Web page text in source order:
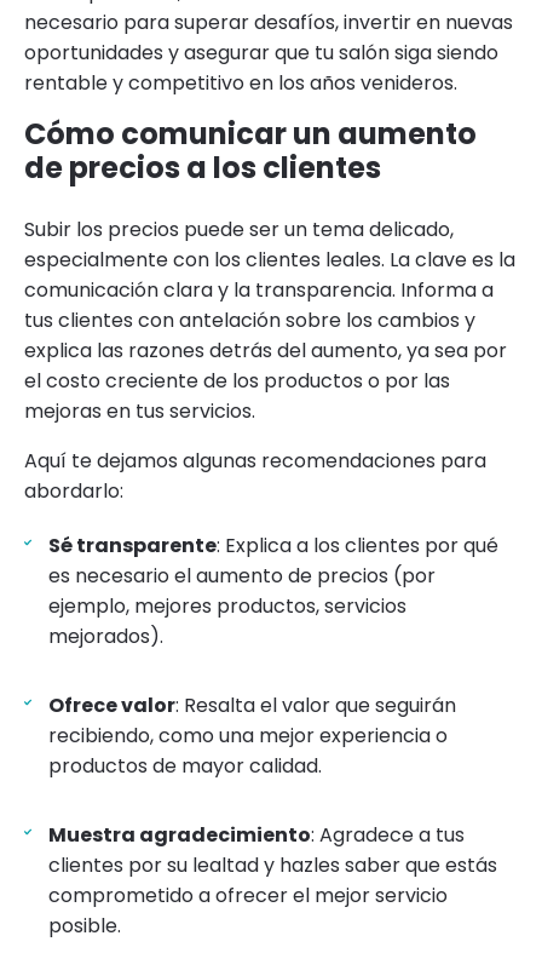
necesario para superar desafíos, invertir en nuevas
oportunidades y asegurar que tu salón siga siendo
rentable y competitivo en los años venideros.
Cómo comunicar un aumento
de precios a los clientes
Subir los precios puede ser un tema delicado,
especialmente con los clientes leales. La clave es la
comunicación clara y la transparencia. Informa a
tus clientes con antelación sobre los cambios y
explica las razones detrás del aumento, ya sea por
el costo creciente de los productos o por las
mejoras en tus servicios.
Aquí te dejamos algunas recomendaciones para
abordarlo:
Sé transparente: Explica a los clientes por qué
es necesario el aumento de precios (por
ejemplo, mejores productos, servicios
mejorados).
Ofrece valor: Resalta el valor que seguirán
recibiendo, como una mejor experiencia o
productos de mayor calidad.
Muestra agradecimiento: Agradece a tus
clientes por su lealtad y hazles saber que estás
comprometido a ofrecer el mejor servicio
posible.